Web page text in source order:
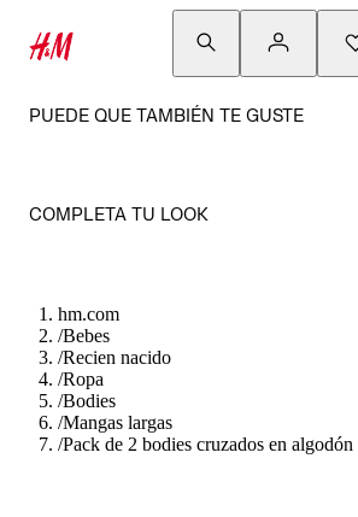
PUEDE QUE TAMBIÉN TE GUSTE
COMPLETA TU LOOK
hm.com
/Bebes
/Recien nacido
/Ropa
/Bodies
/Mangas largas
/Pack de 2 bodies cruzados en algodón